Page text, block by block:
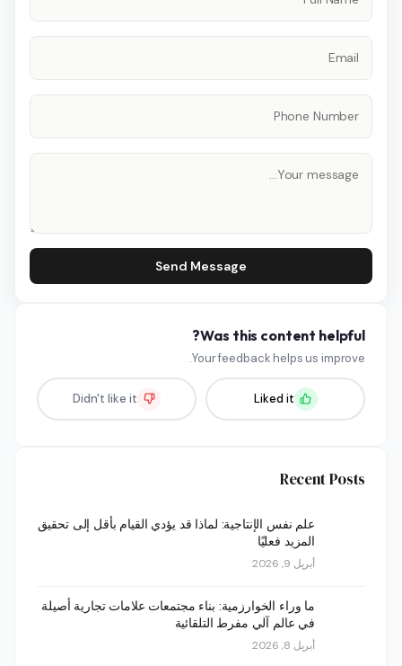
Send Message
Was this content helpful?
Your feedback helps us improve.
Liked it
Didn't like it
Recent Posts
علم نفس الإنتاجية: لماذا قد يؤدي القيام بأقل إلى تحقيق
المزيد فعليًا
أبريل 9, 2026
ما وراء الخوارزمية: بناء مجتمعات علامات تجارية أصيلة
في عالم آلي مفرط التلقائية
أبريل 8, 2026